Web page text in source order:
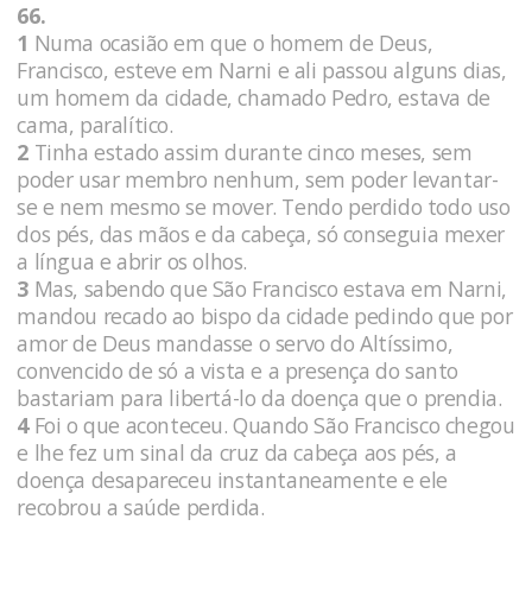
66.
1 Numa ocasião em que o homem de Deus,
Francisco, esteve em Narni e ali passou alguns dias,
um homem da cidade, chamado Pedro, estava de
cama, paralítico.
2 Tinha estado assim durante cinco meses, sem
poder usar membro nenhum, sem poder levantar-
se e nem mesmo se mover. Tendo perdido todo uso
dos pés, das mãos e da cabeça, só conseguia mexer
a língua e abrir os olhos.
3 Mas, sabendo que São Francisco estava em Narni,
mandou recado ao bispo da cidade pedindo que por
amor de Deus mandasse o servo do Altíssimo,
convencido de só a vista e a presença do santo
bastariam para libertá-lo da doença que o prendia.
4Foi o que aconteceu. Quando São Francisco chegou
e lhe fez um sinal da cruz da cabeça aos pés, a
doença desapareceu instantaneamente e ele
recobrou a saúde perdida.